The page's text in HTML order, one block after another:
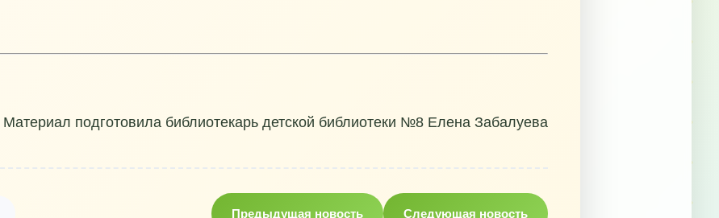
Материал подготовила библиотекарь детской библиотеки №8 Елена Забалуева
Предыдущая новость Следующая новость